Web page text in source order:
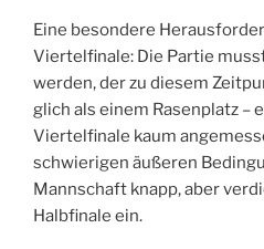
Eine besondere
Viertelfinale: Die Partie
werden, der zu diesem
glich als einem Rasenplatz –
Viertelfinale kaum
schwierigen äußeren
Mannschaft knapp, aber
Halbfinale ein.